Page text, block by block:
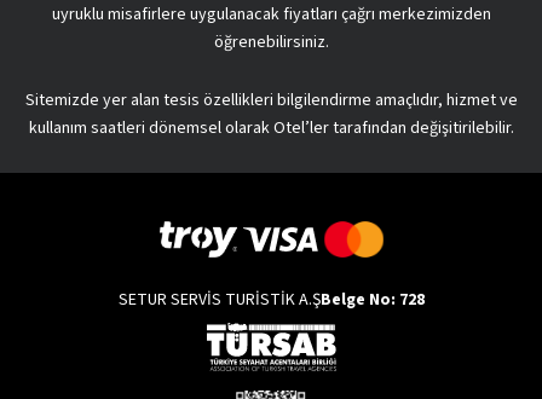
uyruklu misafirlere uygulanacak fiyatları çağrı merkezimizden
öğrenebilirsiniz.
Sitemizde yer alan tesis özellikleri bilgilendirme amaçlıdır, hizmet ve
kullanım saatleri dönemsel olarak Otel’ler tarafından değişitirilebilir.
SETUR SERVİS TURİSTİK A.ŞBelge No: 728